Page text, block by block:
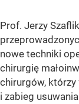
Prof. Jerzy
nowe techniki
chirurgię
chirurgów,
i zabieg